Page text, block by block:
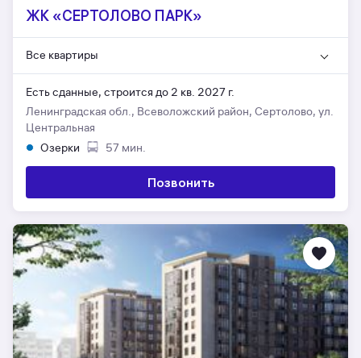
ЖК «СЕРТОЛОВО ПАРК»
Все квартиры
Есть сданные, строится до 2 кв. 2027 г.
Ленинградская обл., Всеволожский район, Сертолово, ул.
Центральная
Озерки
57 мин.
Позвонить